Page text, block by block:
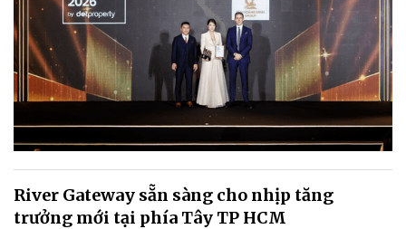
River Gateway sẵn sàng cho nhịp tăng
trưởng mới tại phía Tây TP HCM